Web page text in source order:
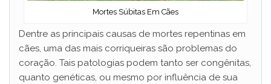
Mortes Súbitas Em Cães
Dentre as principais causas de mortes repentinas em
cães, uma das mais corriqueiras são problemas do
coração. Tais patologias podem tanto ser congênitas,
quanto genéticas, ou mesmo por influência de sua